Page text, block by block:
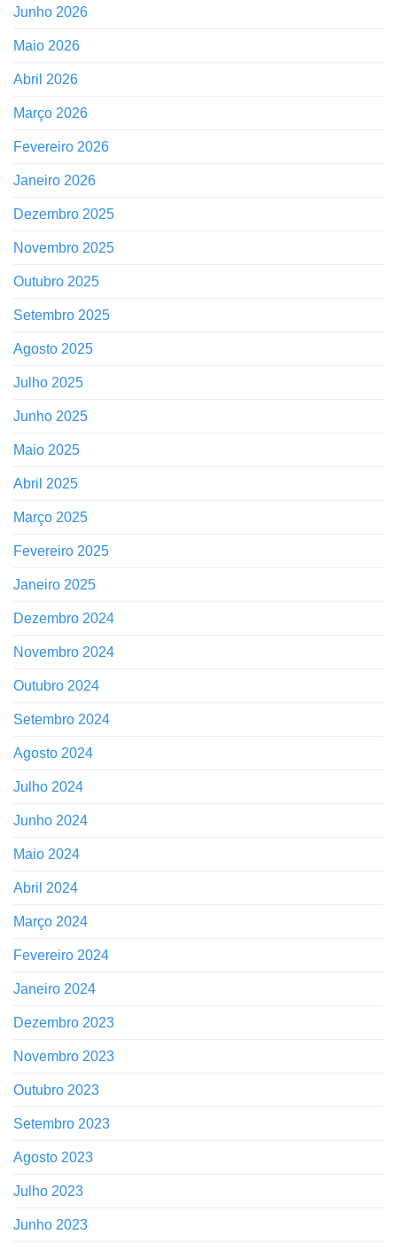
Junho 2026
Maio 2026
Abril 2026
Março 2026
Fevereiro 2026
Janeiro 2026
Dezembro 2025
Novembro 2025
Outubro 2025
Setembro 2025
Agosto 2025
Julho 2025
Junho 2025
Maio 2025
Abril 2025
Março 2025
Fevereiro 2025
Janeiro 2025
Dezembro 2024
Novembro 2024
Outubro 2024
Setembro 2024
Agosto 2024
Julho 2024
Junho 2024
Maio 2024
Abril 2024
Março 2024
Fevereiro 2024
Janeiro 2024
Dezembro 2023
Novembro 2023
Outubro 2023
Setembro 2023
Agosto 2023
Julho 2023
Junho 2023